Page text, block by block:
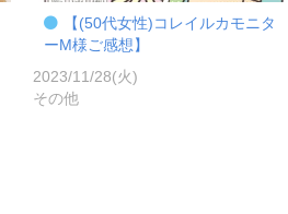
【(50代女性)コレイルカモニタ
ーM様ご感想】
2023/11/28(火)
その他